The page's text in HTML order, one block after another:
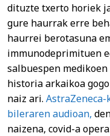
dituzte txerto horiek
gure haurrak erre
haurrei berotasuna
immunodeprimituen
salbuespen
historia arkaikoa
naiz ari.
bileraren audioan,
naizena, covid-a